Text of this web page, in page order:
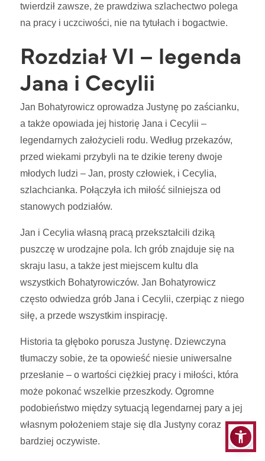
twierdził zawsze, że prawdziwa szlachectwo polega
na pracy i uczciwości, nie na tytułach i bogactwie.
Rozdział VI – legenda
Jana i Cecylii
Jan Bohatyrowicz oprowadza Justynę po zaścianku,
a także opowiada jej historię Jana i Cecylii –
legendarnych założycieli rodu. Według przekazów,
przed wiekami przybyli na te dzikie tereny dwoje
młodych ludzi – Jan, prosty człowiek, i Cecylia,
szlachcianka. Połączyła ich miłość silniejsza od
stanowych podziałów.
Jan i Cecylia własną pracą przekształcili dziką
puszczę w urodzajne pola. Ich grób znajduje się na
skraju lasu, a także jest miejscem kultu dla
wszystkich Bohatyrowiczów. Jan Bohatyrowicz
często odwiedza grób Jana i Cecylii, czerpiąc z niego
siłę, a przede wszystkim inspirację.
Historia ta głęboko porusza Justynę. Dziewczyna
tłumaczy sobie, że ta opowieść niesie uniwersalne
przesłanie – o wartości ciężkiej pracy i miłości, która
może pokonać wszelkie przeszkody. Ogromne
podobieństwo między sytuacją legendarnej pary a jej
własnym położeniem staje się dla Justyny coraz
bardziej oczywiste.